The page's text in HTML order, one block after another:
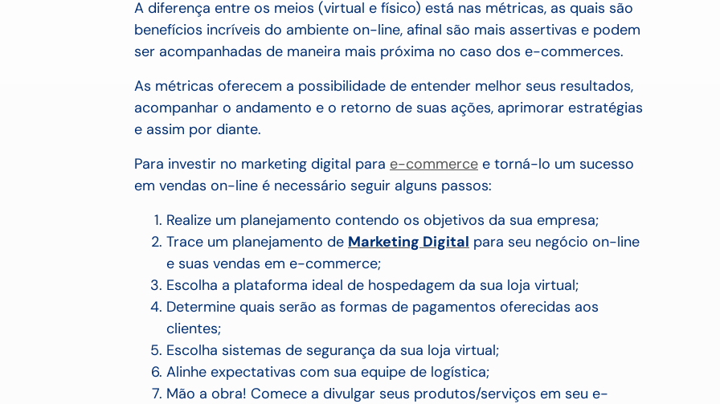
A diferença entre os meios (virtual e físico) está nas métricas, as quais são
benefícios incríveis do ambiente on-line, afinal são mais assertivas e podem
ser acompanhadas de maneira mais próxima no caso dos e-commerces.
As métricas oferecem a possibilidade de entender melhor seus resultados,
acompanhar o andamento e o retorno de suas ações, aprimorar estratégias
e assim por diante.
Para investir no marketing digital para e-commerce e torná-lo um sucesso
em vendas on-line é necessário seguir alguns passos:
Realize um planejamento contendo os objetivos da sua empresa;
Trace um planejamento de Marketing Digital para seu negócio on-line
e suas vendas em e-commerce;
Escolha a plataforma ideal de hospedagem da sua loja virtual;
Determine quais serão as formas de pagamentos oferecidas aos
clientes;
Escolha sistemas de segurança da sua loja virtual;
Alinhe expectativas com sua equipe de logística;
Mão a obra! Comece a divulgar seus produtos/serviços em seu e-